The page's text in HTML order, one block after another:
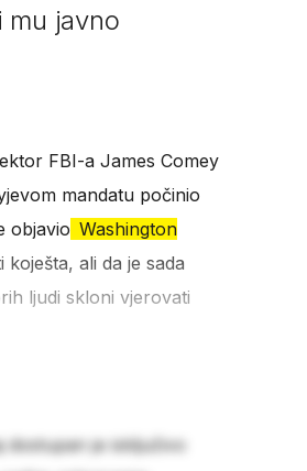
javno
FBI-a James Comey
mandatu počinio
objavio Washington
ali da je sada
ljudi skloni vjerovati
dostupan je isključivo